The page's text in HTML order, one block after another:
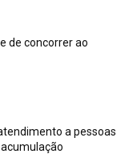
de concorrer ao
a pessoas